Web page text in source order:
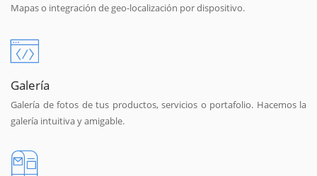
Mapas o integración de geo-localización por dispositivo.
Galería
Galería de fotos de tus productos, servicios o portafolio. Hacemos la
galería intuitiva y amigable.